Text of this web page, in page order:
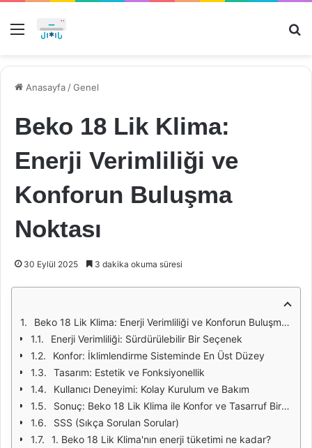
Menü
Anasayfa /Genel
Beko 18 Lik Klima:
Enerji Verimliliği ve
Konforun Buluşma
Noktası
30 Eylül 2025 3 dakika okuma süresi
Beko 18 Lik Klima: Enerji Verimliliği ve Konforun Buluşma Noktası
Enerji Verimliliği: Sürdürülebilir Bir Seçenek
Konfor: İklimlendirme Sisteminde En Üst Düzey
Tasarım: Estetik ve Fonksiyonellik
Kullanıcı Deneyimi: Kolay Kurulum ve Bakım
Sonuç: Beko 18 Lik Klima ile Konfor ve Tasarruf Bir Arada
SSS (Sıkça Sorulan Sorular)
1. Beko 18 Lik Klima'nın enerji tüketimi ne kadar?